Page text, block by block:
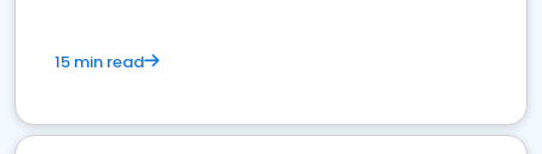
15 min read